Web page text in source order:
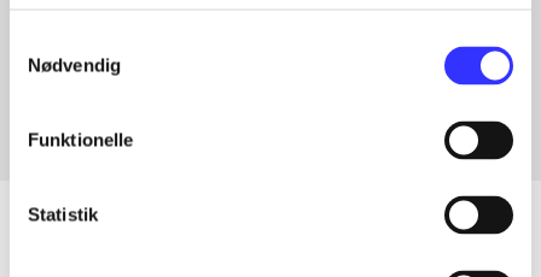
Nødvendig
Funktionelle
Statistik
Fra